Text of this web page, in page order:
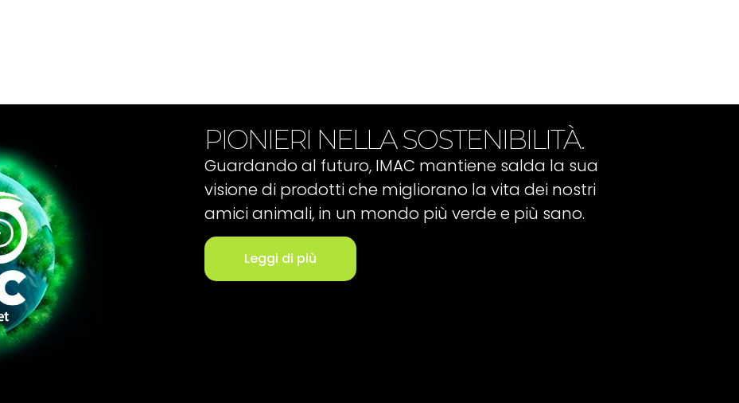
PIONIERI NELLA SOSTENIBILITÀ.
Guardando al futuro, IMAC mantiene salda la sua
visione di prodotti che migliorano la vita dei nostri
amici animali, in un mondo più verde e più sano.
Leggi di più